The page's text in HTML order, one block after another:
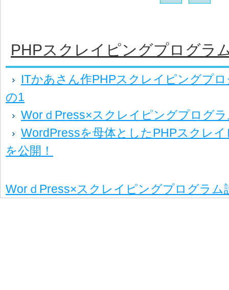
PHPスクレイピングプログラ
ITかあさん作PHPスクレイピングプ
の1
WorｄPress×スクレイピングプログ
WordPressを母体としたPHPスクレ
を公開！
WorｄPress×スクレイピングプログラム